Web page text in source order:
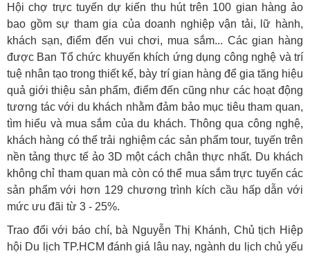
Hội chợ trực tuyến dự kiến thu hút trên 100 gian hàng ảo
bao gồm sự tham gia của doanh nghiệp vận tải, lữ hành,
khách sạn, điểm đến vui chơi, mua sắm... Các gian hàng
được Ban Tổ chức khuyến khích ứng dụng công nghệ và trí
tuệ nhân tạo trong thiết kế, bày trí gian hàng để gia tăng hiệu
quả giới thiệu sản phẩm, điểm đến cũng như các hoạt động
tương tác với du khách nhằm đảm bảo mục tiêu tham quan,
tìm hiểu và mua sắm của du khách. Thông qua công nghệ,
khách hàng có thể trải nghiệm các sản phẩm tour, tuyến trên
nền tảng thực tế ảo 3D một cách chân thực nhất. Du khách
không chỉ tham quan mà còn có thể mua sắm trực tuyến các
sản phẩm với hơn 129 chương trình kích cầu hấp dẫn với
mức ưu đãi từ 3 - 25%.
Trao đổi với báo chí, bà Nguyễn Thị Khánh, Chủ tịch Hiệp
hội Du lịch TP.HCM đánh giá lâu nay, ngành du lịch chủ yếu